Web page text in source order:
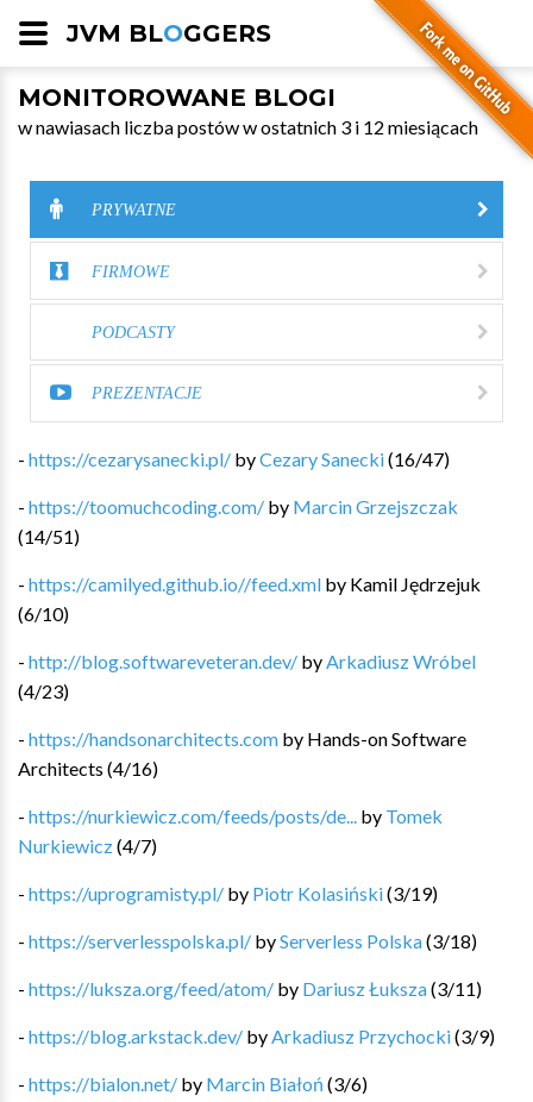
JVM BLOGGERS
MONITOROWANE BLOGI
w nawiasach liczba postów w ostatnich 3 i 12 miesiącach
PRYWATNE
FIRMOWE
PODCASTY
PREZENTACJE
- https://cezarysanecki.pl/ byCezary Sanecki(16/47)
- https://toomuchcoding.com/ by Marcin Grzejszczak
(14/51)
- https://camilyed.github.io//feed.xml by Kamil Jędrzejuk
(6/10)
- http://blog.softwareveteran.dev/ by Arkadiusz Wróbel
(4/23)
- https://handsonarchitects.com by Hands-on Software
Architects (4/16)
- https://nurkiewicz.com/feeds/posts/de... by Tomek
Nurkiewicz(4/7)
- https://uprogramisty.pl/ by Piotr Kolasiński(3/19)
- https://serverlesspolska.pl/ byServerless Polska(3/18)
- https://luksza.org/feed/atom/ by Dariusz Łuksza(3/11)
- https://blog.arkstack.dev/ by Arkadiusz Przychocki(3/9)
- https://bialon.net/ by Marcin Białoń (3/6)